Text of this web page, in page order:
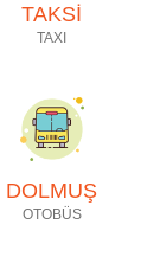
TAKSİ
TAXI
DOLMUŞ
OTOBÜS